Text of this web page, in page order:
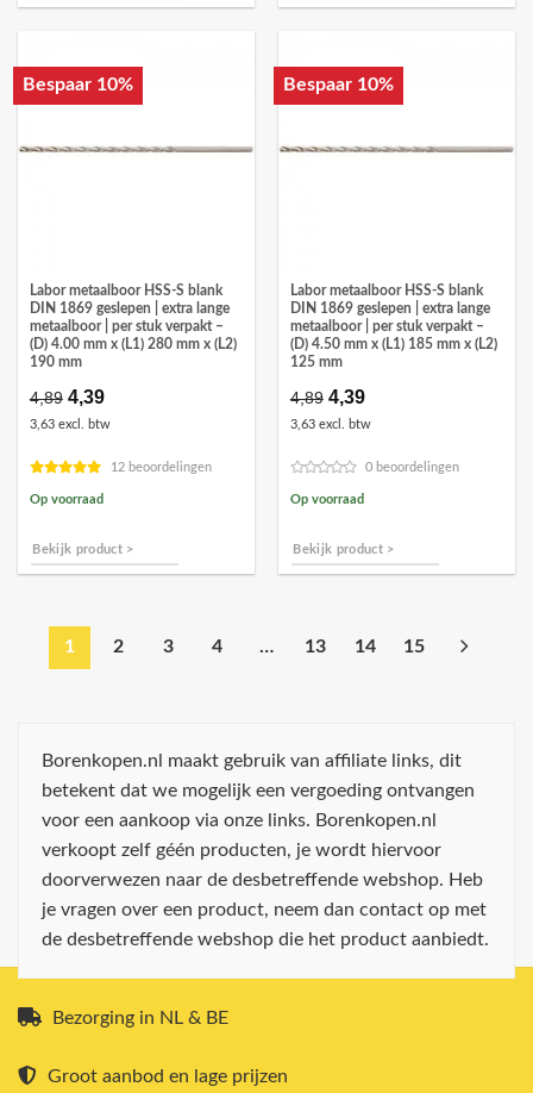
Bespaar 10%
Labor metaalboor HSS-S blank
DIN 1869 geslepen | extra lange
metaalboor | per stuk verpakt –
(D) 4.00 mm x (L1) 280 mm x (L2)
190 mm
4,89 Oorspronkelijke
prijs
was:
4,39Huidige
is:
3,63 excl. btw
12 beoordelingen
Op voorraad
Bekijk product >
Bespaar 10%
Labor metaalboor HSS-S blank
DIN 1869 geslepen | extra lange
metaalboor | per stuk verpakt –
(D) 4.50 mm x (L1) 185 mm x (L2)
125 mm
4,89 Oorspronkelijke
prijs
was:
4,39Huidige
is:
3,63 excl. btw
0 beoordelingen
Op voorraad
Bekijk product >
1 2 3 4 … 13 14 15
Borenkopen.nl maakt gebruik van affiliate links, dit
betekent dat we mogelijk een vergoeding ontvangen
voor een aankoop via onze links. Borenkopen.nl
verkoopt zelf géén producten, je wordt hiervoor
doorverwezen naar de desbetreffende webshop. Heb
je vragen over een product, neem dan contact op met
de desbetreffende webshop die het product aanbiedt.
Bezorging in NL & BE
Groot aanbod en lage prijzen